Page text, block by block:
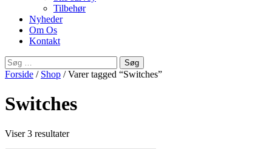
Tilbehør
Nyheder
Om Os
Kontakt
Søg
efter:
Forside / Shop / Varer tagged “Switches”
Switches
Viser 3 resultater